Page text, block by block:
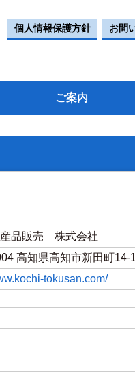
個人情報保護方針 お問
ご案内
品販売 株式会社
高知県高知市新田町14-
tokusan.com/